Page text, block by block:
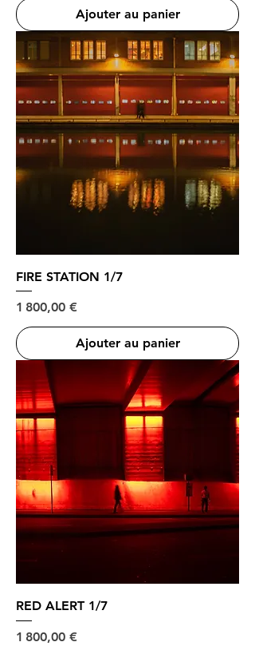
Ajouter au panier
FIRE STATION 1/7
Prix
1 800,00 €
Ajouter au panier
RED ALERT 1/7
Prix
1 800,00 €